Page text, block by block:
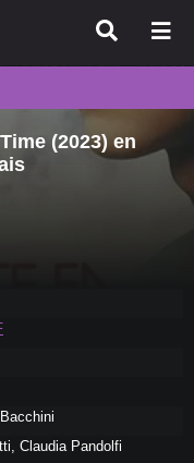
(2023) en
Claudia Pandolfi